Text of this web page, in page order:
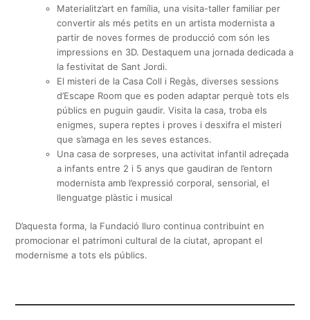
Materialitz’art en família, una visita-taller familiar per
convertir als més petits en un artista modernista a
partir de noves formes de producció com són les
impressions en 3D. Destaquem una jornada dedicada a
la festivitat de Sant Jordi.
El misteri de la Casa Coll i Regàs, diverses sessions
d’Escape Room que es poden adaptar perquè tots els
públics en puguin gaudir. Visita la casa, troba els
enigmes, supera reptes i proves i desxifra el misteri
que s’amaga en les seves estances.
Una casa de sorpreses, una activitat infantil adreçada
a infants entre 2 i 5 anys que gaudiran de l’entorn
modernista amb l’expressió corporal, sensorial, el
llenguatge plàstic i musical
D’aquesta forma, la Fundació Iluro continua contribuint en
promocionar el patrimoni cultural de la ciutat, apropant el
modernisme a tots els públics.